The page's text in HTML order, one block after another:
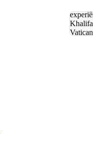
Khalifa